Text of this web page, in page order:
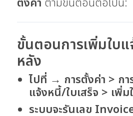
ตั้งค่า ตามขั้นตอนต่อไปนี้:
ขั้นตอนการเพิ่มใบ
หลัง
ไปที่ → การตั้งค่า > ก
แจ้งหนี้/ใบเสร็จ > เพิ่
ระบบจะรันเลข